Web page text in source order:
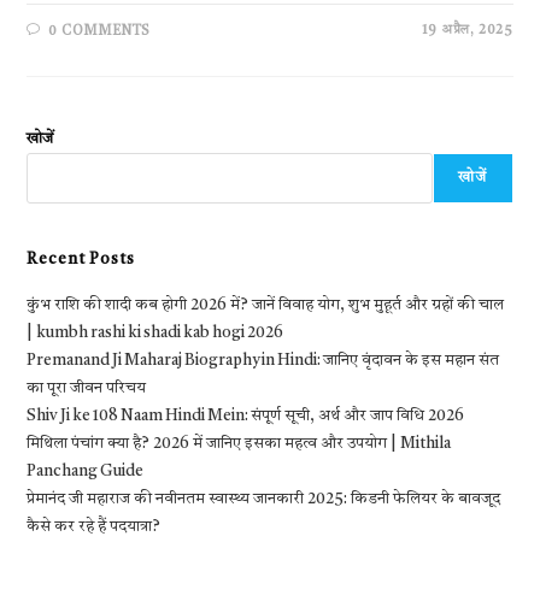
0 COMMENTS 19 अप्रैल, 2025
खोजें
खोजें
Recent Posts
कुंभ राशि की शादी कब होगी 2026 में? जानें विवाह योग, शुभ मुहूर्त और ग्रहों की चाल
| kumbh rashi ki shadi kab hogi 2026
Premanand Ji Maharaj Biography in Hindi: जानिए वृंदावन के इस महान संत
का पूरा जीवन परिचय
Shiv Ji ke 108 Naam Hindi Mein: संपूर्ण सूची, अर्थ और जाप विधि 2026
मिथिला पंचांग क्या है? 2026 में जानिए इसका महत्व और उपयोग | Mithila
Panchang Guide
प्रेमानंद जी महाराज की नवीनतम स्वास्थ्य जानकारी 2025: किडनी फेलियर के बावजूद
कैसे कर रहे हैं पदयात्रा?